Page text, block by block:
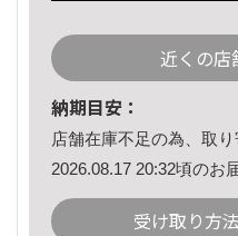
近くの店
納期目安：
店舗在庫不足の為、取り
2026.08.17 20:32頃のお
受け取り方